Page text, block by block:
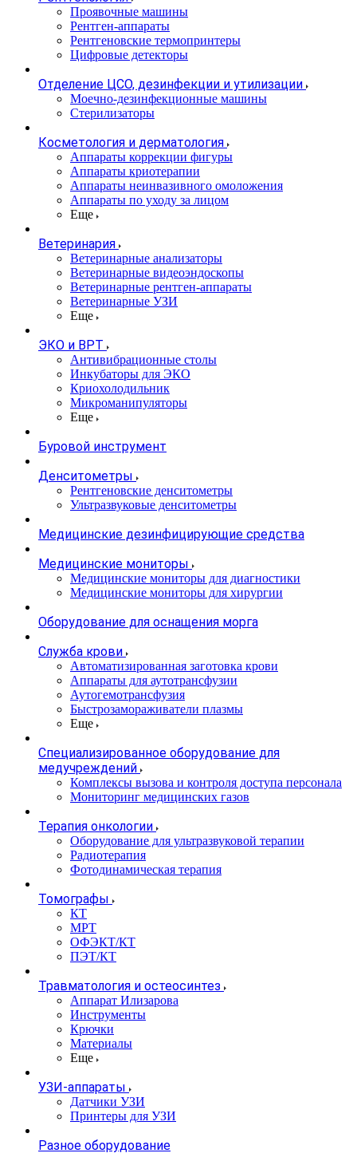
Проявочные машины
Рентген-аппараты
Рентгеновские термопринтеры
Цифровые детекторы
Отделение ЦСО, дезинфекции и утилизации
Моечно-дезинфекционные машины
Стерилизаторы
Косметология и дерматология
Аппараты коррекции фигуры
Аппараты криотерапии
Аппараты неинвазивного омоложения
Аппараты по уходу за лицом
Еще
Ветеринария
Ветеринарные анализаторы
Ветеринарные видеоэндоскопы
Ветеринарные рентген-аппараты
Ветеринарные УЗИ
Еще
ЭКО и ВРТ
Антивибрационные столы
Инкубаторы для ЭКО
Криохолодильник
Микроманипуляторы
Еще
Буровой инструмент
Денситометры
Рентгеновские денситометры
Ультразвуковые денситометры
Медицинские дезинфицирующие средства
Медицинские мониторы
Медицинские мониторы для диагностики
Медицинские мониторы для хирургии
Оборудование для оснащения морга
Служба крови
Автоматизированная заготовка крови
Аппараты для аутотрансфузии
Аутогемотрансфузия
Быстрозамораживатели плазмы
Еще
Специализированное оборудование для
медучреждений
Комплексы вызова и контроля доступа персонала
Мониторинг медицинских газов
Терапия онкологии
Оборудование для ультразвуковой терапии
Радиотерапия
Фотодинамическая терапия
Томографы
КТ
МРТ
ОФЭКТ/КТ
ПЭТ/КТ
Травматология и остеосинтез
Аппарат Илизарова
Инструменты
Крючки
Материалы
Еще
УЗИ-аппараты
Датчики УЗИ
Принтеры для УЗИ
Разное оборудование